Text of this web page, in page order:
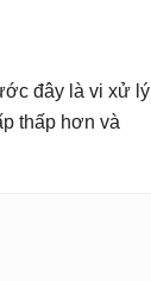
đây là vi xử lý
thấp hơn và